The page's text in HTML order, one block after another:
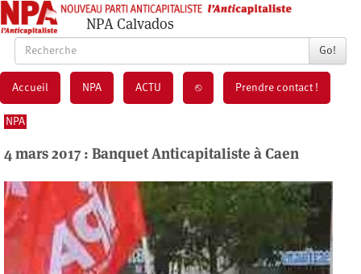
NPA Calvados
Go!
Accueil NPA ACTU ⎋ Prendre contact !
NPA
4 mars 2017 : Banquet Anticapitaliste à Caen